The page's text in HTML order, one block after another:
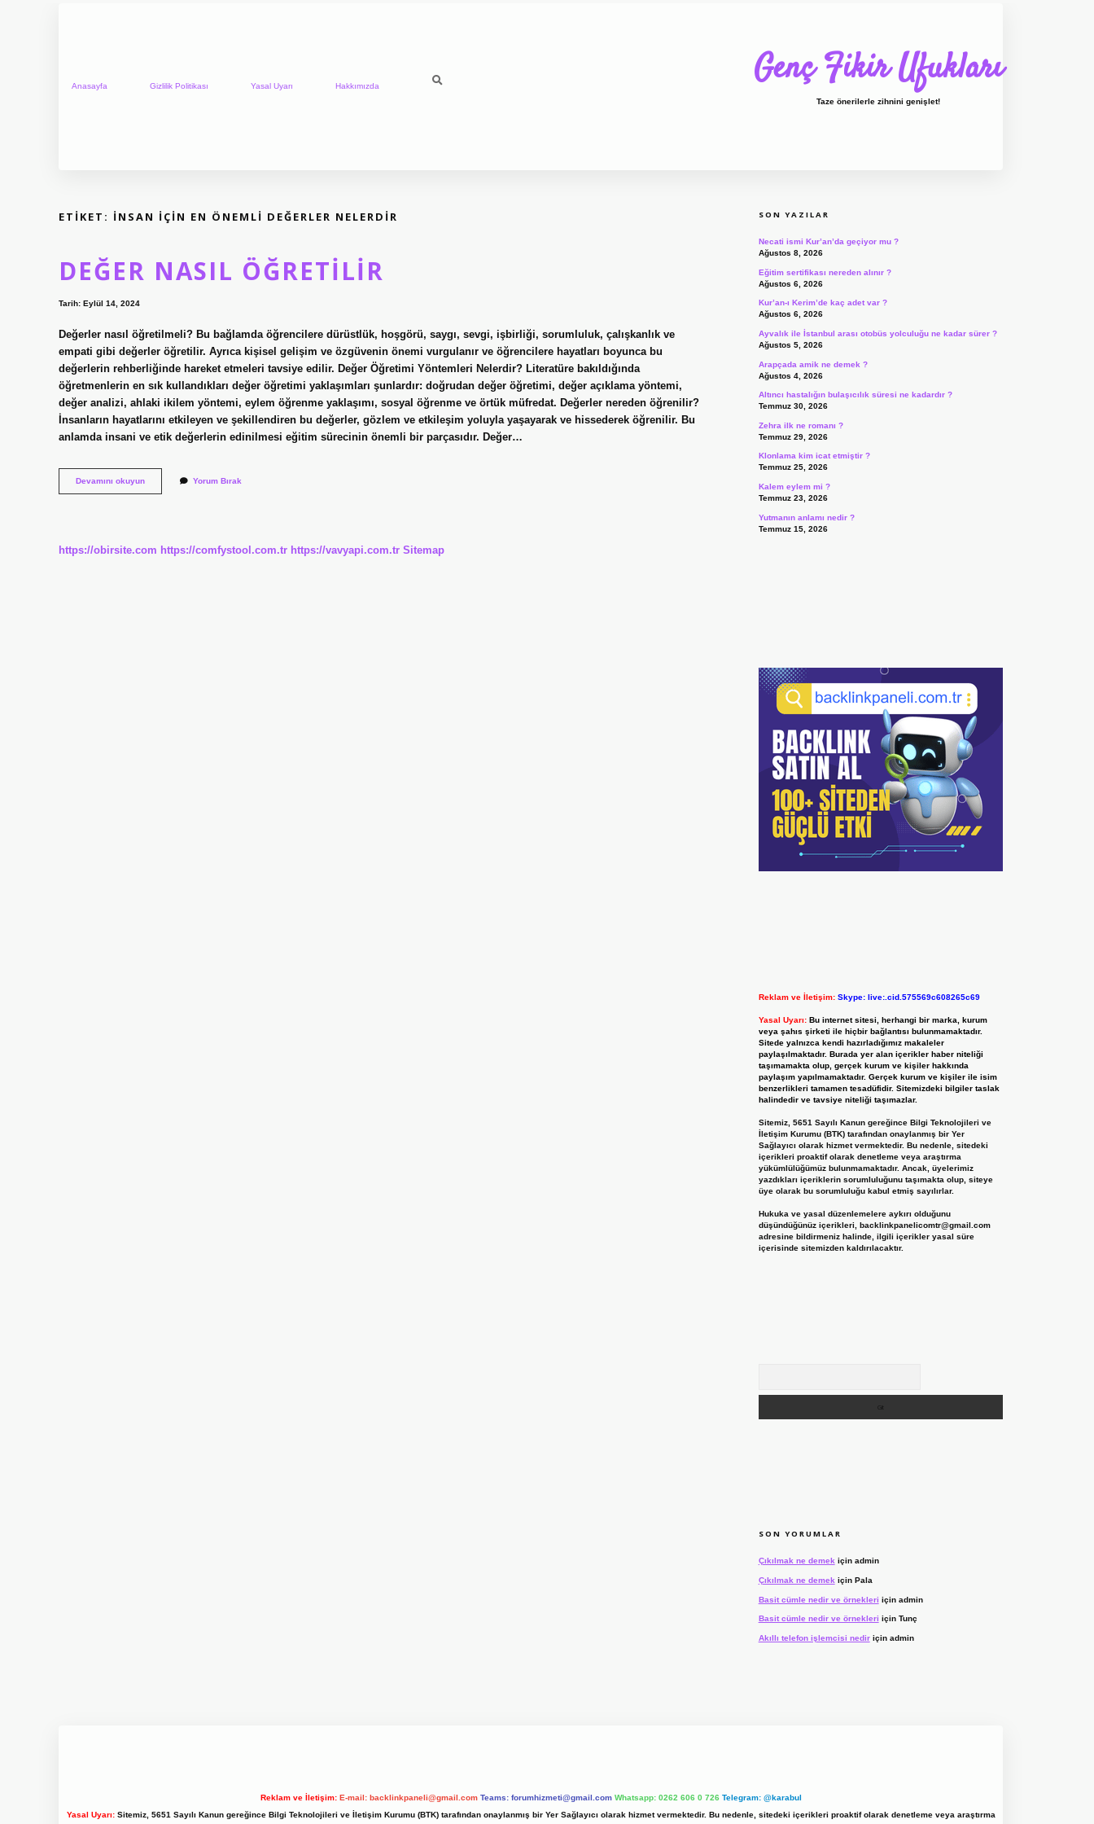
Anasayfa Gizlilik Politikası Yasal Uyarı Hakkımızda Genç Fikir Ufukları
Taze önerilerle zihnini genişlet!
ETIKET: İNSAN IÇIN EN ÖNEMLI DEĞERLER NELERDIR
DEĞER NASIL ÖĞRETILIR
Tarih: Eylül 14, 2024
Değerler nasıl öğretilmeli? Bu bağlamda öğrencilere dürüstlük, hoşgörü, saygı, sevgi, işbirliği, sorumluluk, çalışkanlık ve
empati gibi değerler öğretilir. Ayrıca kişisel gelişim ve özgüvenin önemi vurgulanır ve öğrencilere hayatları boyunca bu
değerlerin rehberliğinde hareket etmeleri tavsiye edilir. Değer Öğretimi Yöntemleri Nelerdir? Literatüre bakıldığında
öğretmenlerin en sık kullandıkları değer öğretimi yaklaşımları şunlardır: doğrudan değer öğretimi, değer açıklama yöntemi,
değer analizi, ahlaki ikilem yöntemi, eylem öğrenme yaklaşımı, sosyal öğrenme ve örtük müfredat. Değerler nereden öğrenilir?
İnsanların hayatlarını etkileyen ve şekillendiren bu değerler, gözlem ve etkileşim yoluyla yaşayarak ve hissederek öğrenilir. Bu
anlamda insani ve etik değerlerin edinilmesi eğitim sürecinin önemli bir parçasıdır. Değer…
Devamını okuyunDeğer
Nasıl
Yorum Bırak
https://obirsite.com https://comfystool.com.tr https://vavyapi.com.tr Sitemap
SON YAZILAR
Necati ismi Kur’an’da geçiyor mu ?
Ağustos 8, 2026
Eğitim sertifikası nereden alınır ?
Ağustos 6, 2026
Kur’an-ı Kerim’de kaç adet var ?
Ağustos 6, 2026
Ayvalık ile İstanbul arası otobüs yolculuğu ne kadar sürer ?
Ağustos 5, 2026
Arapçada amik ne demek ?
Ağustos 4, 2026
Altıncı hastalığın bulaşıcılık süresi ne kadardır ?
Temmuz 30, 2026
Zehra ilk ne romanı ?
Temmuz 29, 2026
Klonlama kim icat etmiştir ?
Temmuz 25, 2026
Kalem eylem mi ?
Temmuz 23, 2026
Yutmanın anlamı nedir ?
Temmuz 15, 2026
Reklam ve İletişim: Skype: live:.cid.575569c608265c69
Yasal Uyarı: Bu internet sitesi, herhangi bir marka, kurum
veya şahıs şirketi ile hiçbir bağlantısı bulunmamaktadır.
Sitede yalnızca kendi hazırladığımız makaleler
paylaşılmaktadır. Burada yer alan içerikler haber niteliği
taşımamakta olup, gerçek kurum ve kişiler hakkında
paylaşım yapılmamaktadır. Gerçek kurum ve kişiler ile isim
benzerlikleri tamamen tesadüfidir. Sitemizdeki bilgiler taslak
halindedir ve tavsiye niteliği taşımazlar.
Sitemiz, 5651 Sayılı Kanun gereğince Bilgi Teknolojileri ve
İletişim Kurumu (BTK) tarafından onaylanmış bir Yer
Sağlayıcı olarak hizmet vermektedir. Bu nedenle, sitedeki
içerikleri proaktif olarak denetleme veya araştırma
yükümlülüğümüz bulunmamaktadır. Ancak, üyelerimiz
yazdıkları içeriklerin sorumluluğunu taşımakta olup, siteye
üye olarak bu sorumluluğu kabul etmiş sayılırlar.
Hukuka ve yasal düzenlemelere aykırı olduğunu
düşündüğünüz içerikleri, backlinkpanelicomtr@gmail.com
adresine bildirmeniz halinde, ilgili içerikler yasal süre
içerisinde sitemizden kaldırılacaktır.
SON YORUMLAR
Çıkılmak ne demekiçin admin
Çıkılmak ne demek için Pala
Basit cümle nedir ve örnekleri için admin
Basit cümle nedir ve örnekleri için Tunç
Akıllı telefon işlemcisi nediriçin admin
Reklam ve İletişim: E-mail: backlinkpaneli@gmail.com Teams: forumhizmeti@gmail.com Whatsapp: 0262 606 0 726 Telegram: @karabul
Yasal Uyarı:Sitemiz, 5651 Sayılı Kanun gereğince Bilgi Teknolojileri ve İletişim Kurumu (BTK) tarafından onaylanmış bir Yer Sağlayıcı olarak hizmet vermektedir. Bu nedenle, sitedeki içerikleri proaktif olarak denetleme veya araştırma